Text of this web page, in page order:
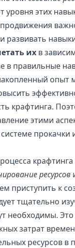
уровня этих
развивать
их в
в правильные
опыт
крафтинга.
этими
прокачки
крафтинга
ресурсов
приступить к
тщательно
необходимы.
затрат
ресурсов в